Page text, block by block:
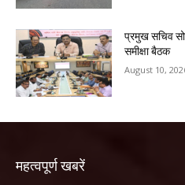
प्रमुख सचिव
समीक्षा बैठक
August 10,
महत्वपूर्ण खबरें